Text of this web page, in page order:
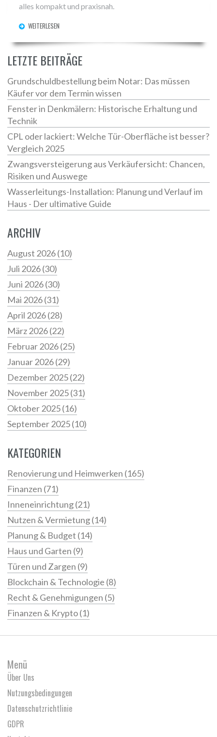
alles kompakt und praxisnah.
WEITERLESEN
LETZTE BEITRÄGE
Grundschuldbestellung beim Notar: Das müssen
Käufer vor dem Termin wissen
Fenster in Denkmälern: Historische Erhaltung und
Technik
CPL oder lackiert: Welche Tür-Oberfläche ist besser?
Vergleich 2025
Zwangsversteigerung aus Verkäufersicht: Chancen,
Risiken und Auswege
Wasserleitungs-Installation: Planung und Verlauf im
Haus - Der ultimative Guide
ARCHIV
August 2026(10)
Juli 2026(30)
Juni 2026(30)
Mai 2026(31)
April 2026(28)
März 2026(22)
Februar 2026(25)
Januar 2026(29)
Dezember 2025(22)
November 2025(31)
Oktober 2025(16)
September 2025(10)
KATEGORIEN
Renovierung und Heimwerken (165)
Finanzen (71)
Inneneinrichtung(21)
Nutzen & Vermietung(14)
Planung & Budget (14)
Haus und Garten (9)
Türen und Zargen (9)
Blockchain & Technologie (8)
Recht & Genehmigungen (5)
Finanzen & Krypto(1)
Menü
Über Uns
Nutzungsbedingungen
Datenschutzrichtlinie
GDPR